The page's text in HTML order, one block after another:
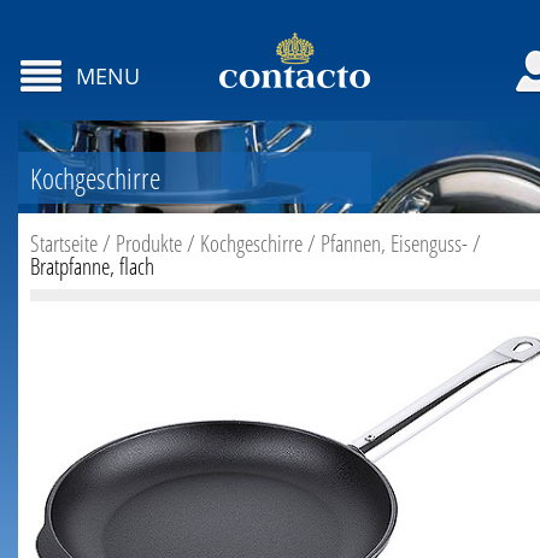
MENU
Kochgeschirre
Startseite/ Produkte/ Kochgeschirre/ Pfannen, Eisenguss-/
Bratpfanne, flach